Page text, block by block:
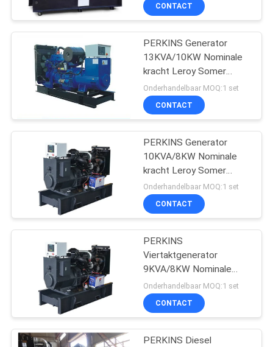
CONTACTEER
ONS
VERZOEK
OM EEN
SITEMAP
PRIVACY
POLICY
perkins diesel
generatorreeks
100
deutz diesel
generatorreeks
32
MITSUBISHI-Diesel
24
CONTACT
PERKINS Generator
13KVA/10KW Nominale
kracht Leroy Somer
Omgevingstemperatuur
-25°C tot 50°C.
Onderhandelbaar MOQ:1 set
CONTACT
PERKINS Generator
10KVA/8KW Nominale
kracht Leroy Somer
Omgevingstemperatuur
-25°C tot 50°C.
Onderhandelbaar MOQ:1 set
CONTACT
PERKINS
Viertaktgenerator
9KVA/8KW Nominale
kracht 1500PRM Leroy
Somer 230V/400
Onderhandelbaar MOQ:1 set
CONTACT
PERKINS Diesel